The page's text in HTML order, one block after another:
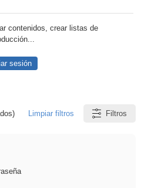
contenidos, crear listas de
sesión
Limpiar filtros Filtros